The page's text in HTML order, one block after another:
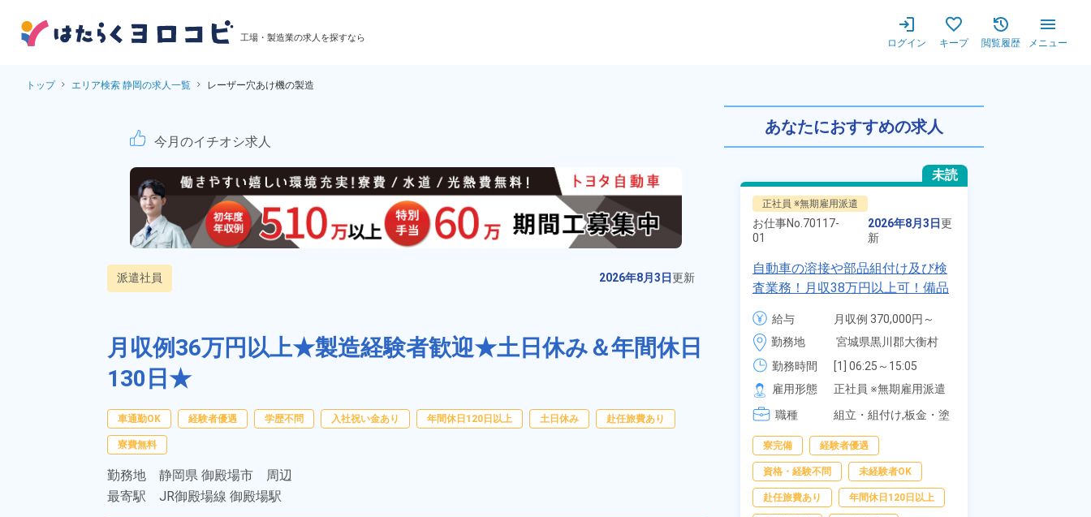
工場・製造業の求人を探すなら ログイン キープ 閲覧履歴 メニュー
トップ エリア検索 静岡の求人一覧 レーザー穴あけ機の製造
レーザー穴あけ機の製造！【高時給1,800円】組立・組付け経験者歓迎★男性ス
今月のイチオシ求人
派遣社員 2026年8月3日更新
月収例36万円以上★製造経験者歓迎★土日休み＆年間休日
130日★
車通勤OK 経験者優遇 学歴不問 入社祝い金あり 年間休日120日以上 土日休み 赴任旅費あり
寮費無料
勤務地 静岡県 御殿場市 周辺
最寄駅 JR御殿場線 御殿場駅
あなたにおすすめの求人
お仕事No.13507-
02
2026年8月3日
新
空気圧制御機器部品のピッキング
業務！月収例29万円以上★残業少
★20代～40代の男性活躍中！交通
300,000円
時給 1,700円～1,700円
勤務地
茨城県常総市　周辺
職種
ピッキング,梱包
未読
正社員 ※無期雇用派遣
お仕事No. 70117-
01
2026年8月3日更
新
自動車の溶接や部品組付け及び検
査業務！月収38万円以上可！備品
付きワンルーム寮完備！赴任旅費
会社負担★人気の土日休み！昇給
＆業績賞与あり！車・バイク通勤
可！無料駐車場あり！カップルで
の応募OK★《宮城県大衡村》
給与
月収例 370,000円～
390,000円
時給 1,700円～1,700円
勤務地
宮城県黒川郡大衡村
周辺
勤務時間
[1] 06:25～15:05
[2] 16:00～00:40
[3] 16:30～01:10
[4] 08:00～16:40
雇用形態
正社員 ※無期雇用派遣
職種
組立・組付け,板金・塗
寮完備 経験者優遇
資格・経験不問 未経験者OK
赴任旅費あり 年間休日120日以上